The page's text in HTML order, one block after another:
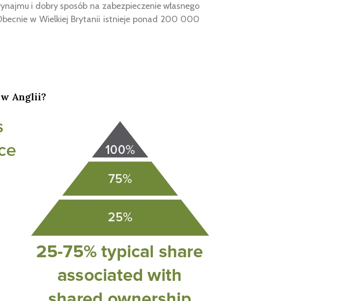
i dobry sposób na zabezpieczenie własnego
w Wielkiej Brytanii istnieje ponad 200 000
w Anglii?